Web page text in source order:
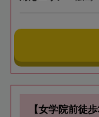
【女学院前徒